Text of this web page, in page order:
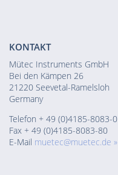
KONTAKT
Mütec Instruments GmbH
Bei den Kämpen 26
21220 Seevetal-Ramelsloh
Germany
Telefon + 49 (0)4185-8083-0
Fax + 49 (0)4185-8083-80
E-Mail muetec@muetec.de »